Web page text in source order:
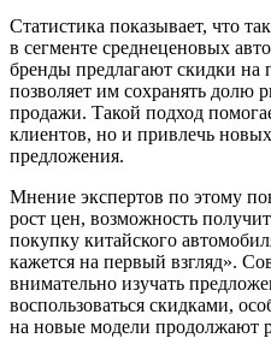
Статистика показывает, что
в сегменте среднеценовых
бренды предлагают скидки на
позволяет им сохранять долю
продажи. Такой подход
клиентов, но и привлечь
предложения.
Мнение экспертов по этому
рост цен, возможность
покупку китайского
кажется на первый взгляд».
внимательно изучать
воспользоваться скидками,
на новые модели продолжают